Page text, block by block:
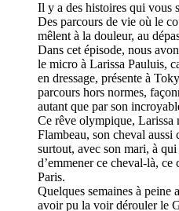
Il y a des histoires qui vous
Des parcours de vie où le
mêlent à la douleur, au
Dans cet épisode, nous
le micro à Larissa Pauluis,
en dressage, présente à
parcours hors normes,
autant que par son
Ce rêve olympique, Larissa
Flambeau, son cheval
surtout, avec son mari, à
d’emmener ce cheval-là,
Paris.
Quelques semaines à peine
avoir pu la voir dérouler le